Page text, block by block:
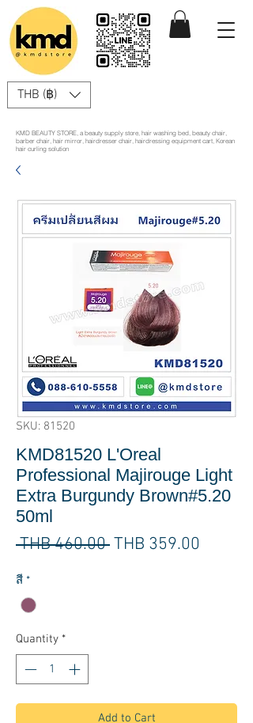
THB (฿)
KMD BEAUTY STORE, a beauty supply store, hair washing bed, beauty chair,
barber chair, hair mirror, hairdresser chair, hairdressing equipment cart, Korean
hair curling solution
SKU: 81520
KMD81520 L'Oreal
Professional Majirouge Light
Extra Burgundy Brown#5.20
50ml
THB 460.00 Regular
THB 359.00
สี *
Quantity *
Add to Cart